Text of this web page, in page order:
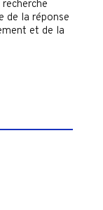
de la réponse
et de la